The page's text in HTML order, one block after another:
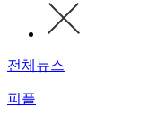
전체뉴스
피플